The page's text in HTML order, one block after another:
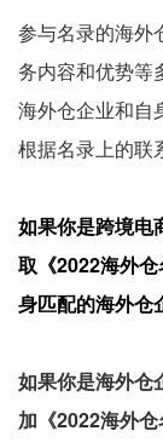
参与名录的海外
务内容和优势等
海外仓企业和自
根据名录上的联
如果你是跨境电
取《2022海外
身匹配的海外仓
如果你是海外仓
加《2022海外